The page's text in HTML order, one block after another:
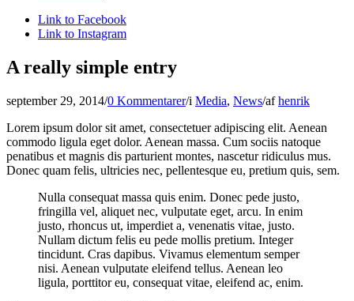
Link to Facebook
Link to Instagram
A really simple entry
september 29, 2014/0 Kommentarer/i Media, News/afhenrik
Lorem ipsum dolor sit amet, consectetuer adipiscing elit. Aenean
commodo ligula eget dolor. Aenean massa. Cum sociis natoque
penatibus et magnis dis parturient montes, nascetur ridiculus mus.
Donec quam felis, ultricies nec, pellentesque eu, pretium quis, sem.
Nulla consequat massa quis enim. Donec pede justo,
fringilla vel, aliquet nec, vulputate eget, arcu. In enim
justo, rhoncus ut, imperdiet a, venenatis vitae, justo.
Nullam dictum felis eu pede mollis pretium. Integer
tincidunt. Cras dapibus. Vivamus elementum semper
nisi. Aenean vulputate eleifend tellus. Aenean leo
ligula, porttitor eu, consequat vitae, eleifend ac, enim.